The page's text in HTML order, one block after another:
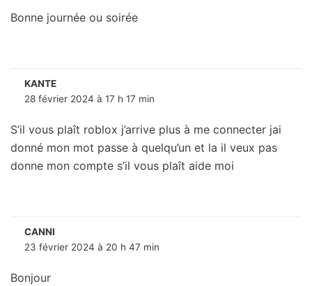
Bonne journée ou soirée
KANTE
28 février 2024 à 17 h 17 min
S’il vous plaît roblox j’arrive plus à me connecter jai
donné mon mot passe à quelqu’un et la il veux pas
donne mon compte s’il vous plaît aide moi
CANNI
23 février 2024 à 20 h 47 min
Bonjour